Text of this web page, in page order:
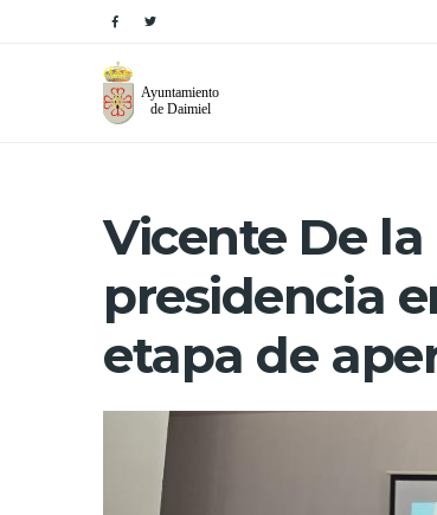
Vicente De
presidencia
etapa de